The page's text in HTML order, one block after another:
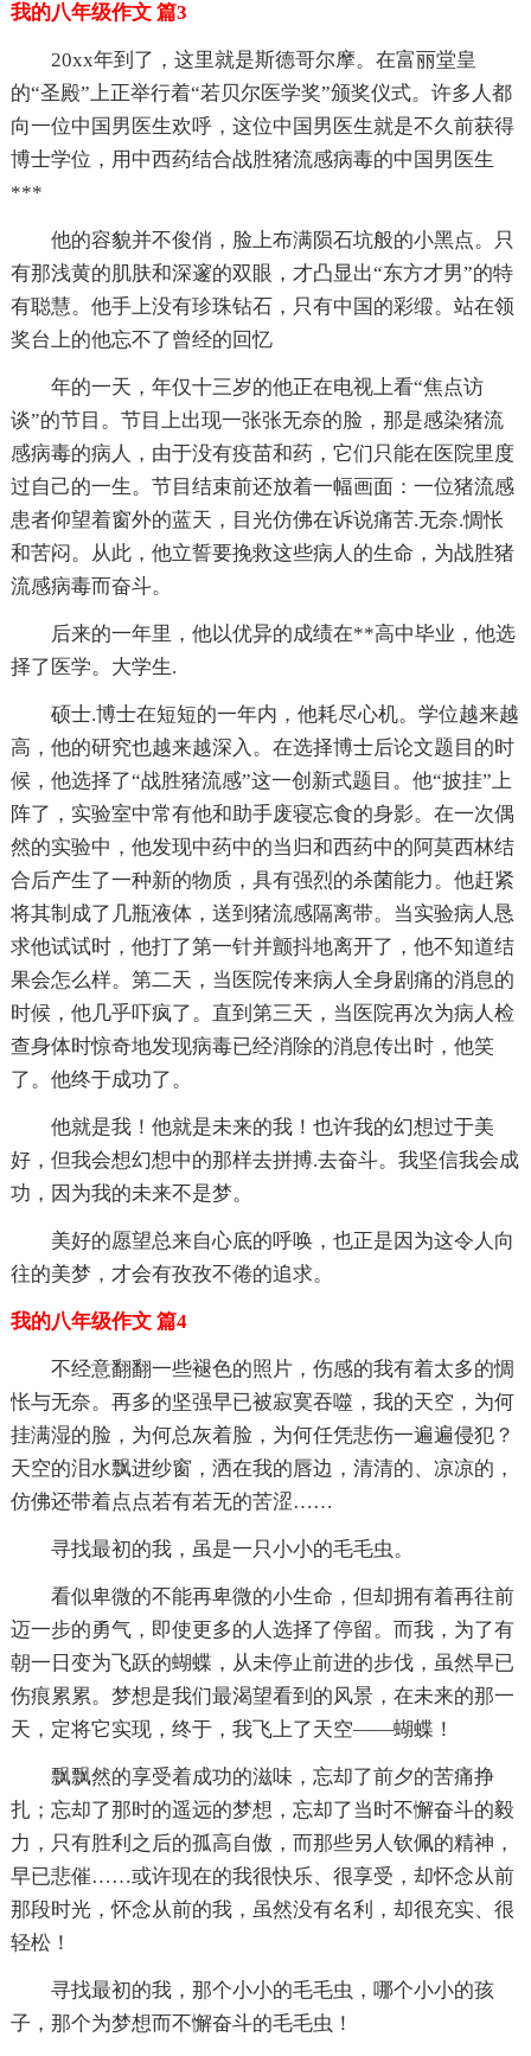
我的八年级作文 篇3
20xx年到了，这里就是斯德哥尔摩。在富丽堂皇
的“圣殿”上正举行着“若贝尔医学奖”颁奖仪式。许多人都
向一位中国男医生欢呼，这位中国男医生就是不久前获得
博士学位，用中西药结合战胜猪流感病毒的中国男医生
***
他的容貌并不俊俏，脸上布满陨石坑般的小黑点。只
有那浅黄的肌肤和深邃的双眼，才凸显出“东方才男”的特
有聪慧。他手上没有珍珠钻石，只有中国的彩缎。站在领
奖台上的他忘不了曾经的回忆
年的一天，年仅十三岁的他正在电视上看“焦点访
谈”的节目。节目上出现一张张无奈的脸，那是感染猪流
感病毒的病人，由于没有疫苗和药，它们只能在医院里度
过自己的一生。节目结束前还放着一幅画面：一位猪流感
患者仰望着窗外的蓝天，目光仿佛在诉说痛苦.无奈.惆怅
和苦闷。从此，他立誓要挽救这些病人的生命，为战胜猪
流感病毒而奋斗。
后来的一年里，他以优异的成绩在**高中毕业，他选
择了医学。大学生.
硕士.博士在短短的一年内，他耗尽心机。学位越来越
高，他的研究也越来越深入。在选择博士后论文题目的时
候，他选择了“战胜猪流感”这一创新式题目。他“披挂”上
阵了，实验室中常有他和助手废寝忘食的身影。在一次偶
然的实验中，他发现中药中的当归和西药中的阿莫西林结
合后产生了一种新的物质，具有强烈的杀菌能力。他赶紧
将其制成了几瓶液体，送到猪流感隔离带。当实验病人恳
求他试试时，他打了第一针并颤抖地离开了，他不知道结
果会怎么样。第二天，当医院传来病人全身剧痛的消息的
时候，他几乎吓疯了。直到第三天，当医院再次为病人检
查身体时惊奇地发现病毒已经消除的消息传出时，他笑
了。他终于成功了。
他就是我！他就是未来的我！也许我的幻想过于美
好，但我会想幻想中的那样去拼搏.去奋斗。我坚信我会成
功，因为我的未来不是梦。
美好的愿望总来自心底的呼唤，也正是因为这令人向
往的美梦，才会有孜孜不倦的追求。
我的八年级作文 篇4
不经意翻翻一些褪色的照片，伤感的我有着太多的惆
怅与无奈。再多的坚强早已被寂寞吞噬，我的天空，为何
挂满湿的脸，为何总灰着脸，为何任凭悲伤一遍遍侵犯？
天空的泪水飘进纱窗，洒在我的唇边，清清的、凉凉的，
仿佛还带着点点若有若无的苦涩……
寻找最初的我，虽是一只小小的毛毛虫。
看似卑微的不能再卑微的小生命，但却拥有着再往前
迈一步的勇气，即使更多的人选择了停留。而我，为了有
朝一日变为飞跃的蝴蝶，从未停止前进的步伐，虽然早已
伤痕累累。梦想是我们最渴望看到的风景，在未来的那一
天，定将它实现，终于，我飞上了天空——蝴蝶！
飘飘然的享受着成功的滋味，忘却了前夕的苦痛挣
扎；忘却了那时的遥远的梦想，忘却了当时不懈奋斗的毅
力，只有胜利之后的孤高自傲，而那些另人钦佩的精神，
早已悲催……或许现在的我很快乐、很享受，却怀念从前
那段时光，怀念从前的我，虽然没有名利，却很充实、很
轻松！
寻找最初的我，那个小小的毛毛虫，哪个小小的孩
子，那个为梦想而不懈奋斗的毛毛虫！